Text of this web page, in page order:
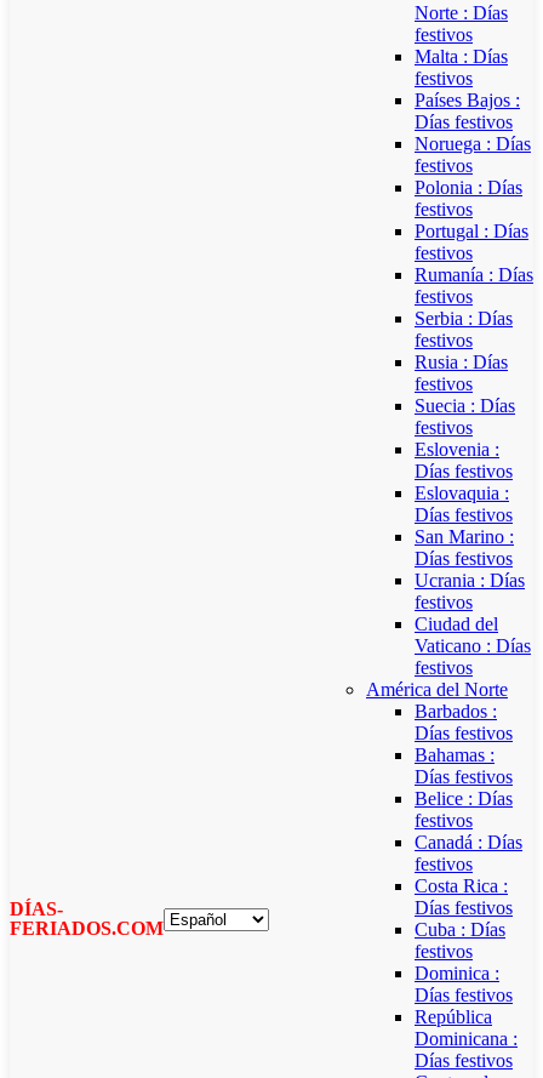
DÍAS-
FERIADOS.COM
Norte : Días
festivos
Malta : Días
festivos
Países Bajos :
Días festivos
Noruega : Días
festivos
Polonia : Días
festivos
Portugal : Días
festivos
Rumanía : Días
festivos
Serbia : Días
festivos
Rusia : Días
festivos
Suecia : Días
festivos
Eslovenia :
Días festivos
Eslovaquia :
Días festivos
San Marino :
Días festivos
Ucrania : Días
festivos
Ciudad del
Vaticano : Días
festivos
América del Norte
Barbados :
Días festivos
Bahamas :
Días festivos
Belice : Días
festivos
Canadá : Días
festivos
Costa Rica :
Días festivos
Cuba : Días
festivos
Dominica :
Días festivos
República
Dominicana :
Días festivos